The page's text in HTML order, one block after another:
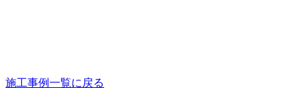
施工事例一覧に戻る